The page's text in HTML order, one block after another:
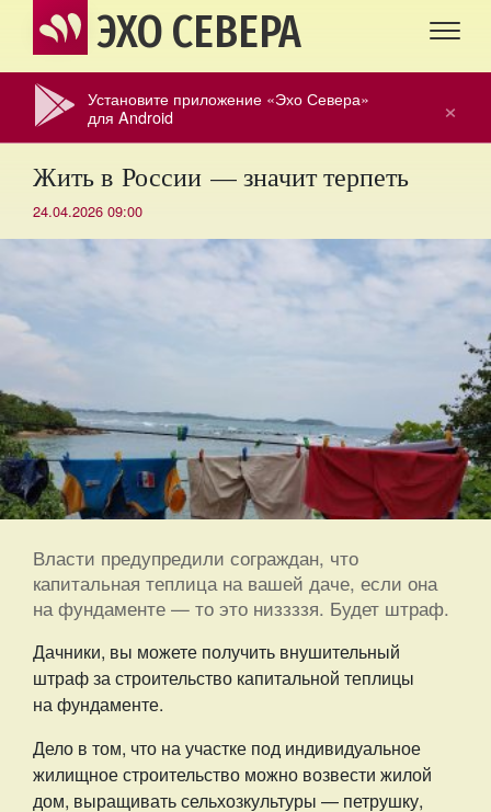
ЭХО СЕВЕРА
×
Установите приложение «Эхо Севера»
для Android
Жить в России — значит терпеть
24.04.2026 09:00
Власти предупредили сограждан, что
капитальная теплица на вашей даче, если она
на фундаменте — то это низзззя. Будет штраф.
Дачники, вы можете получить внушительный
штраф за строительство капитальной теплицы
на фундаменте.
Дело в том, что на участке под индивидуальное
жилищное строительство можно возвести жилой
дом, выращивать сельхозкультуры — петрушку,